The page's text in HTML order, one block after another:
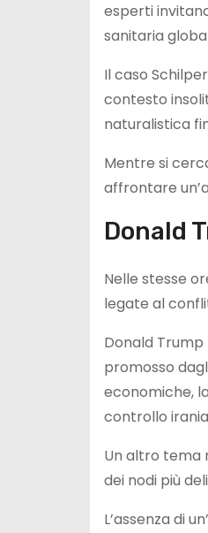
esperti
sanitaria
Il caso
contesto
naturalistica
Mentre si
affrontare
Donald
Nelle stesse
legate al
Donald
promosso
economiche,
controllo
Un altro tema
dei nodi più
L’assenza di